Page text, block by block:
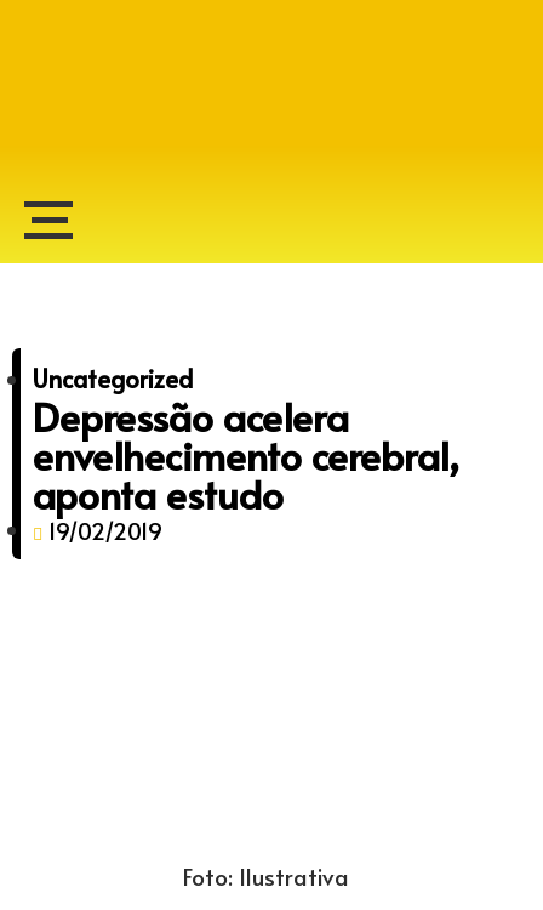
Uncategorized
Depressão acelera
envelhecimento cerebral,
aponta estudo
19/02/2019
Foto: Ilustrativa